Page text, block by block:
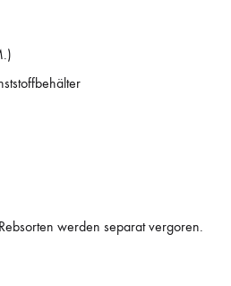
werden separat vergoren.